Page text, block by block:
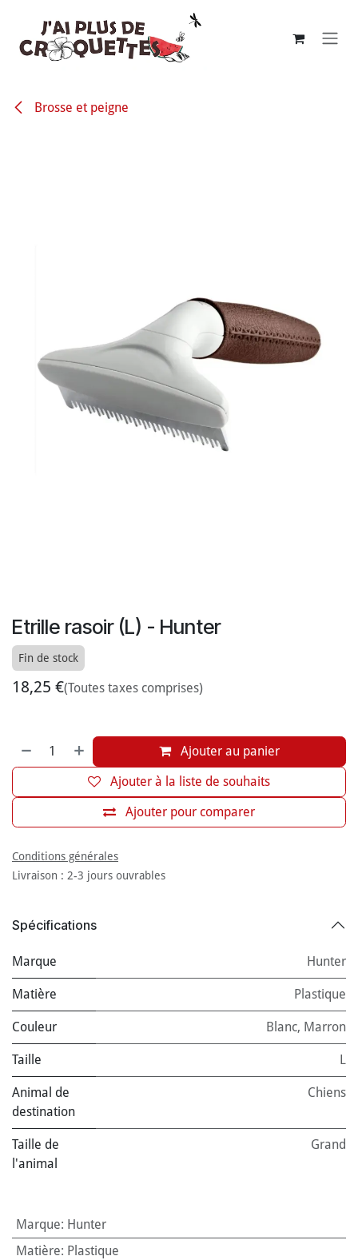
Brosse et peigne
Etrille rasoir (L) - Hunter
Fin de stock
18,25 €(Toutes taxes comprises)
Ajouter au panier
Ajouter pour comparer
Ajouter à la liste de souhaits
Conditions générales
Livraison : 2-3 jours ouvrables
Spécifications
Marque Hunter
Matière Plastique
Couleur Blanc, Marron
Taille L
Animal de
destination
Chiens
Taille de
l'animal
Grand
Marque: Hunter
Matière: Plastique